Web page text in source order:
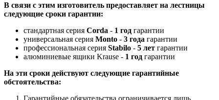
В связи с этим изготовитель предоставляет на лестницы
следующие сроки гарантии:
стандартная серия Corda - 1 год гарантии
универсальная серия Monto - 3 года гарантии
профессиональная серия Stabilo - 5 лет гарантии
алюминиевые ящики Krause - 1 год гарантии
На эти сроки действуют следующие гарантийные
обстоятельства:
Гарантийные обязательства ограничивается лишь